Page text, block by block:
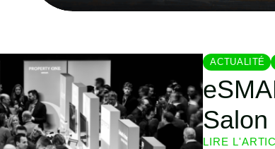
ACTUALITÉ
Salon
LIRE